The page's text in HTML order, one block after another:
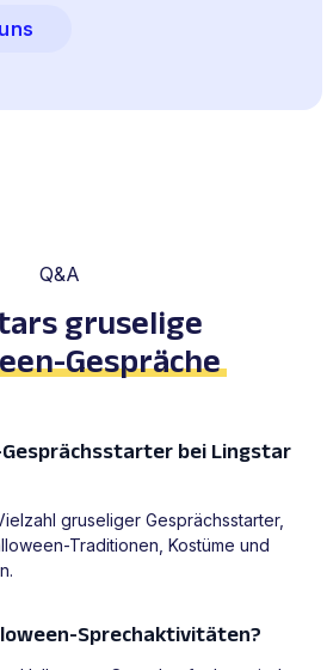
Q&A
gruselige
Gespräche
Gesprächsstarter bei Lingstar
gruseliger Gesprächsstarter,
Traditionen, Kostüme und
Sprechaktivitäten?